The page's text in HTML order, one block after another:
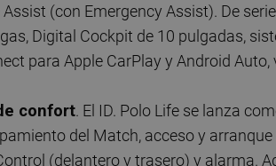
Assist (con Emergency Assist). De
Digital Cockpit de 10 pulgadas,
para Apple CarPlay y Android
confort. El ID. Polo Life se lanza
del Match, acceso y
(delantero y trasero) y alarma.